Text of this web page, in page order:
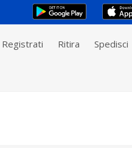
Registrati Ritira Spedisci